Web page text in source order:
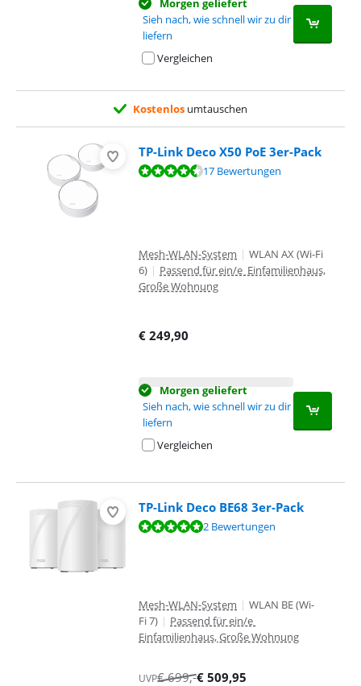
Sieh nach, wie schnell wir zu dir
liefern
Vergleichen
Kostenlos umtauschen
TP-Link Deco X50 PoE 3er-Pack
Bewertet mit 8,7 von 10, basierend auf 17 Bewertungen.
17 Bewertungen
Mesh-WLAN-System | WLAN AX (Wi-Fi
6) | Passend für ein/e Einfamilienhaus,
Große Wohnung
€ 249,90
Morgen geliefert
Sieh nach, wie schnell wir zu dir
liefern
Vergleichen
TP-Link Deco BE68 3er-Pack
Bewertet mit 9,6 von 10, basierend auf 2 Bewertungen.
2 Bewertungen
Mesh-WLAN-System | WLAN BE (Wi-
Fi 7) | Passend für ein/e
Einfamilienhaus, Große Wohnung
UVP€699,-€ 509,95